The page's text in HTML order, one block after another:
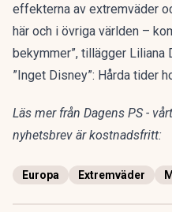
effekterna av extremväder
här och i övriga världen –
bekymmer”, tillägger Liliana
”Inget Disney”: Hårda tider
Läs mer från Dagens PS - vårt
nyhetsbrev är kostnadsfritt:
Europa Extremväder